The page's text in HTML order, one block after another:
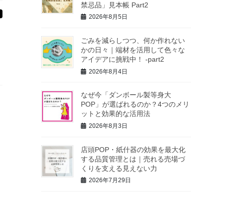
禁忌品」見本帳 Part2
2026年8月5日
ごみを減らしつつ、何か作れない
かの日々｜端材を活用して色々な
アイデアに挑戦中！ -part2
2026年8月4日
なぜ今「ダンボール製等身大
POP」が選ばれるのか？4つのメリ
ットと効果的な活用法
2026年8月3日
店頭POP・紙什器の効果を最大化
する品質管理とは｜売れる売場づ
くりを支える見えない力
2026年7月29日